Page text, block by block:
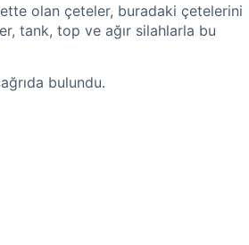
olan çeteler, buradaki çetelerini
tank, top ve ağır silahlarla bu
bulundu.